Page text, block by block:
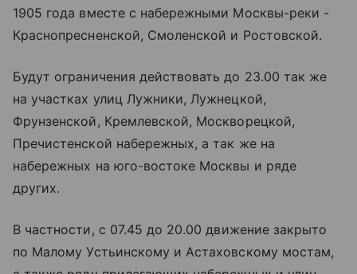
1905 года вместе с набережными Москвы-реки -
Краснопресненской, Смоленской и Ростовской.
Будут ограничения действовать до 23.00 так же
на участках улиц Лужники, Лужнецкой,
Фрунзенской, Кремлевской, Москворецкой,
Пречистенской набережных, а так же на
набережных на юго-востоке Москвы и ряде
других.
В частности, с 07.45 до 20.00 движение закрыто
по Малому Устьинскому и Астаховскому мостам,